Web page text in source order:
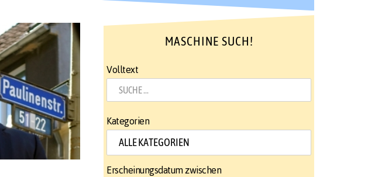
MASCHINE SUCH!
Volltext
Kategorien
Erscheinungsdatum zwischen